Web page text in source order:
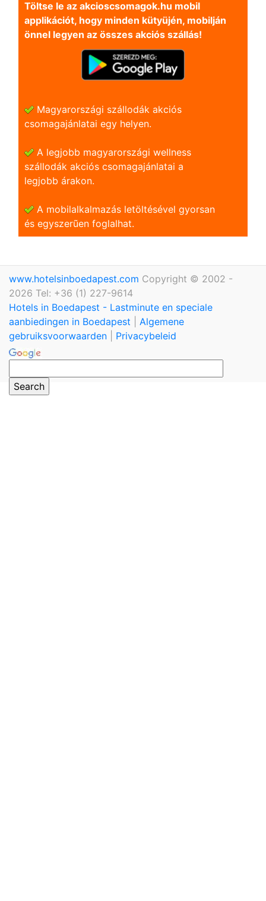
Töltse le az akcioscsomagok.hu mobil
applikációt, hogy minden kütyüjén, mobilján
önnel legyen az összes akciós szállás!
Magyarországi szállodák akciós
csomagajánlatai egy helyen.
A legjobb magyarországi wellness
szállodák akciós csomagajánlatai a
legjobb árakon.
A mobilalkalmazás letöltésével gyorsan
és egyszerũen foglalhat.
www.hotelsinboedapest.com Copyright © 2002 -
2026 Tel: +36 (1) 227-9614
Hotels in Boedapest - Lastminute en speciale
aanbiedingen in Boedapest
Algemene
gebruiksvoorwaarden
Privacybeleid